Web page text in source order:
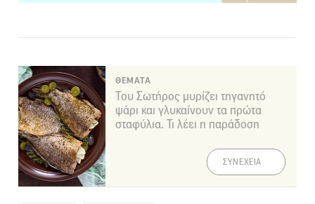
ΘΕΜΑΤΑ
Του Σωτήρος μυρίζει τηγανητό
ψάρι και γλυκαίνουν τα πρώτα
σταφύλια. Τι λέει η παράδοση
ΣΥΝΕΧΕΙΑ